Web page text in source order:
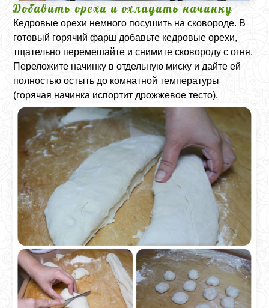
Добавить орехи и охладить начинку
Кедровые орехи немного посушить на сковороде. В
готовый горячий фарш добавьте кедровые орехи,
тщательно перемешайте и снимите сковороду с огня.
Переложите начинку в отдельную миску и дайте ей
полностью остыть до комнатной температуры
(горячая начинка испортит дрожжевое тесто).